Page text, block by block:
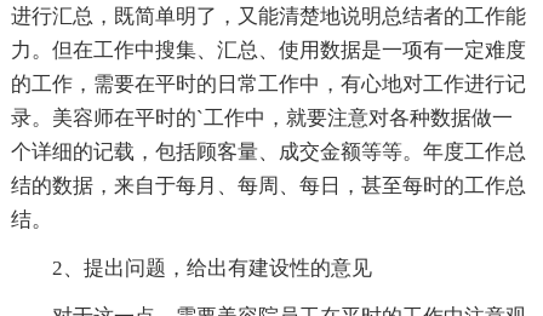
进行汇总，既简单明了，又能清楚地说明总结者的工作能
力。但在工作中搜集、汇总、使用数据是一项有一定难度
的工作，需要在平时的日常工作中，有心地对工作进行记
录。美容师在平时的`工作中，就要注意对各种数据做一
个详细的记载，包括顾客量、成交金额等等。年度工作总
结的数据，来自于每月、每周、每日，甚至每时的工作总
结。
2、提出问题，给出有建设性的意见